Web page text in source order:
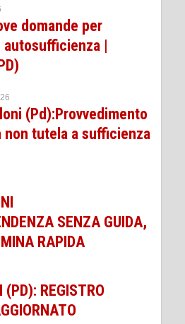
domande per
|
(Pd):Provvedimento
non tutela a sufficienza
SENZA GUIDA,
RAPIDA
REGISTRO